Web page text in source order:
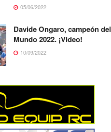
05/06/2022
Davide Ongaro, campeón del
Mundo 2022. ¡Video!
10/09/2022